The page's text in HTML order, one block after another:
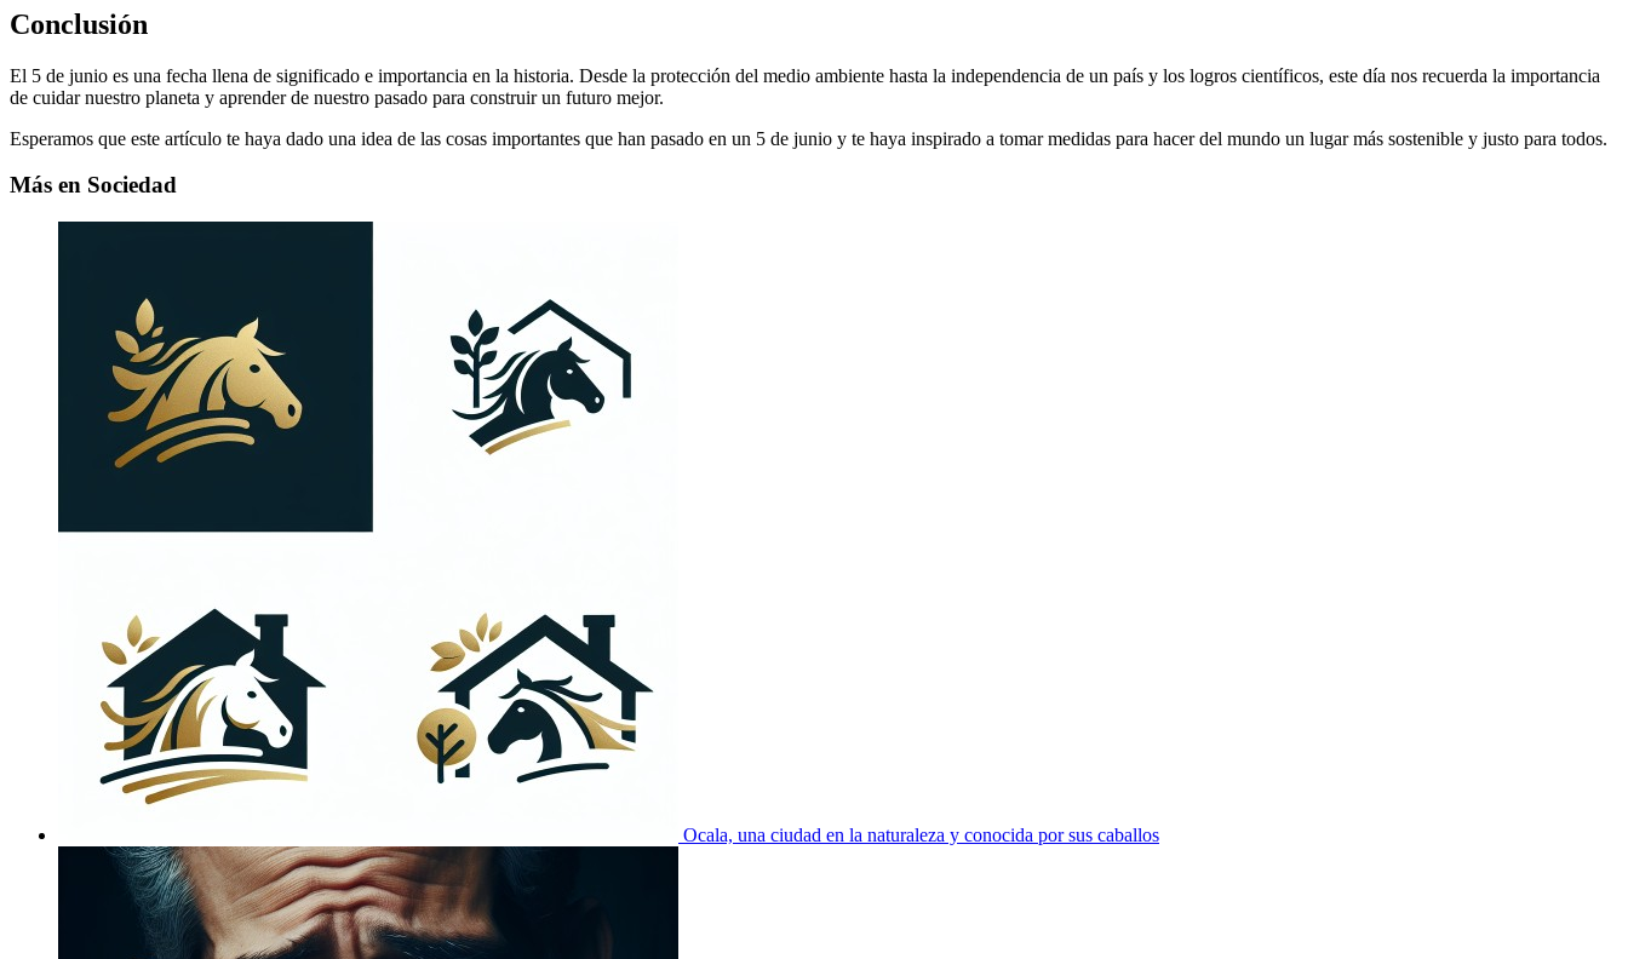
Conclusión
El 5 de junio es una fecha llena de significado e importancia en la historia. Desde la protección del medio ambiente hasta la independencia de un país y los logros científicos, este día nos recuerda la importancia
de cuidar nuestro planeta y aprender de nuestro pasado para construir un futuro mejor.
Esperamos que este artículo te haya dado una idea de las cosas importantes que han pasado en un 5 de junio y te haya inspirado a tomar medidas para hacer del mundo un lugar más sostenible y justo para todos.
Más en Sociedad
Ocala, una ciudad en la naturaleza y conocida por sus caballos